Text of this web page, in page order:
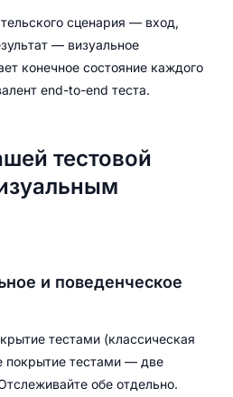
сценария — вход,
— визуальное
конечное состояние каждого
end-to-end теста.
тестовой
и поведенческое
тестами (классическая
покрытие тестами — две
обе отдельно.